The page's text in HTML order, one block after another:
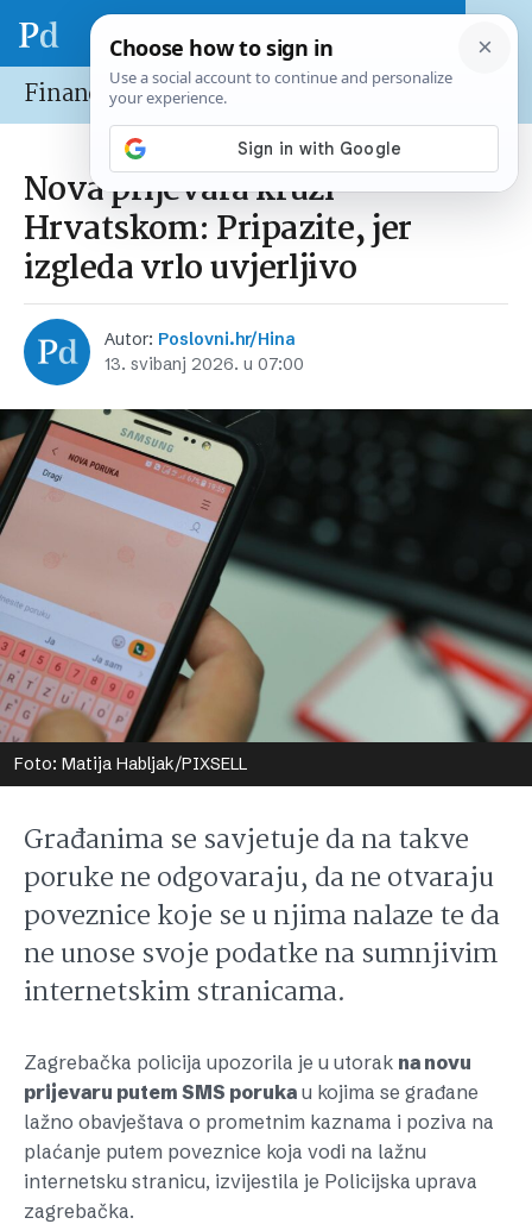
Financije
Nova prijevara kruži
Hrvatskom: Pripazite, jer
izgleda vrlo uvjerljivo
Autor: Poslovni.hr/Hina
13. svibanj 2026. u 07:00
Foto: Matija Habljak/PIXSELL
Građanima se savjetuje da na takve
poruke ne odgovaraju, da ne otvaraju
poveznice koje se u njima nalaze te da
ne unose svoje podatke na sumnjivim
internetskim stranicama.
Zagrebačka policija upozorila je u utorak na novu
prijevaru putem SMS poruka u kojima se građane
lažno obavještava o prometnim kaznama i poziva na
plaćanje putem poveznice koja vodi na lažnu
internetsku stranicu, izvijestila je Policijska uprava
zagrebačka.